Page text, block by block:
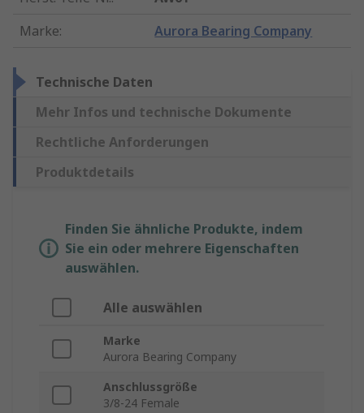
Marke: Aurora Bearing Company
Technische Daten
Mehr Infos und technische Dokumente
Rechtliche Anforderungen
Produktdetails
Finden Sie ähnliche Produkte, indem
Sie ein oder mehrere Eigenschaften
auswählen.
Alle auswählen
Marke
Aurora Bearing Company
Anschlussgröße
3/8-24 Female